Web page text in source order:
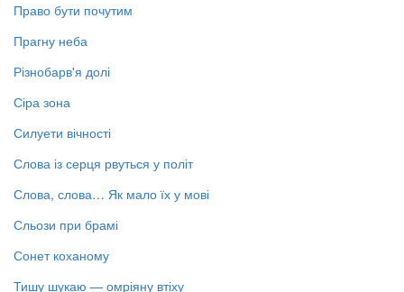
Право бути почутим
Прагну неба
Різнобарв'я долі
Сіра зона
Силуети вічності
Слова із серця рвуться у політ
Слова, слова… Як мало їх у мові
Сльози при брамі
Сонет коханому
Тишу шукаю — омріяну втіху